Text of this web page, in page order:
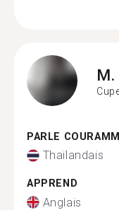
M.
PARLE
Thaïlandais
APPREND
Anglais